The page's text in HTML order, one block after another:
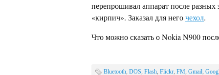
перепрошивал аппарат после разных
«кирпич». Заказал для негочехол.
Что можно сказать о Nokia N900
Bluetooth, DOS, Flash, Flickr, FM, Gmail,